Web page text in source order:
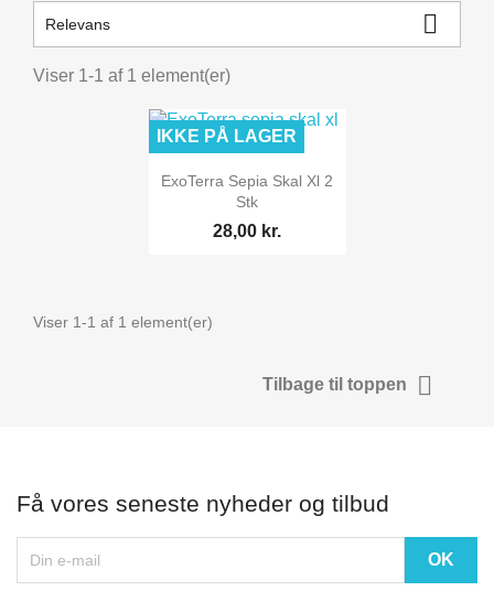
Relevans 
Viser 1-1 af 1 element(er)
 Vis her
ExoTerra Sepia Skal Xl 2
Stk
28,00 kr.
IKKE PÅ LAGER
Viser 1-1 af 1 element(er)
Tilbage til toppen 
Få vores seneste nyheder og tilbud